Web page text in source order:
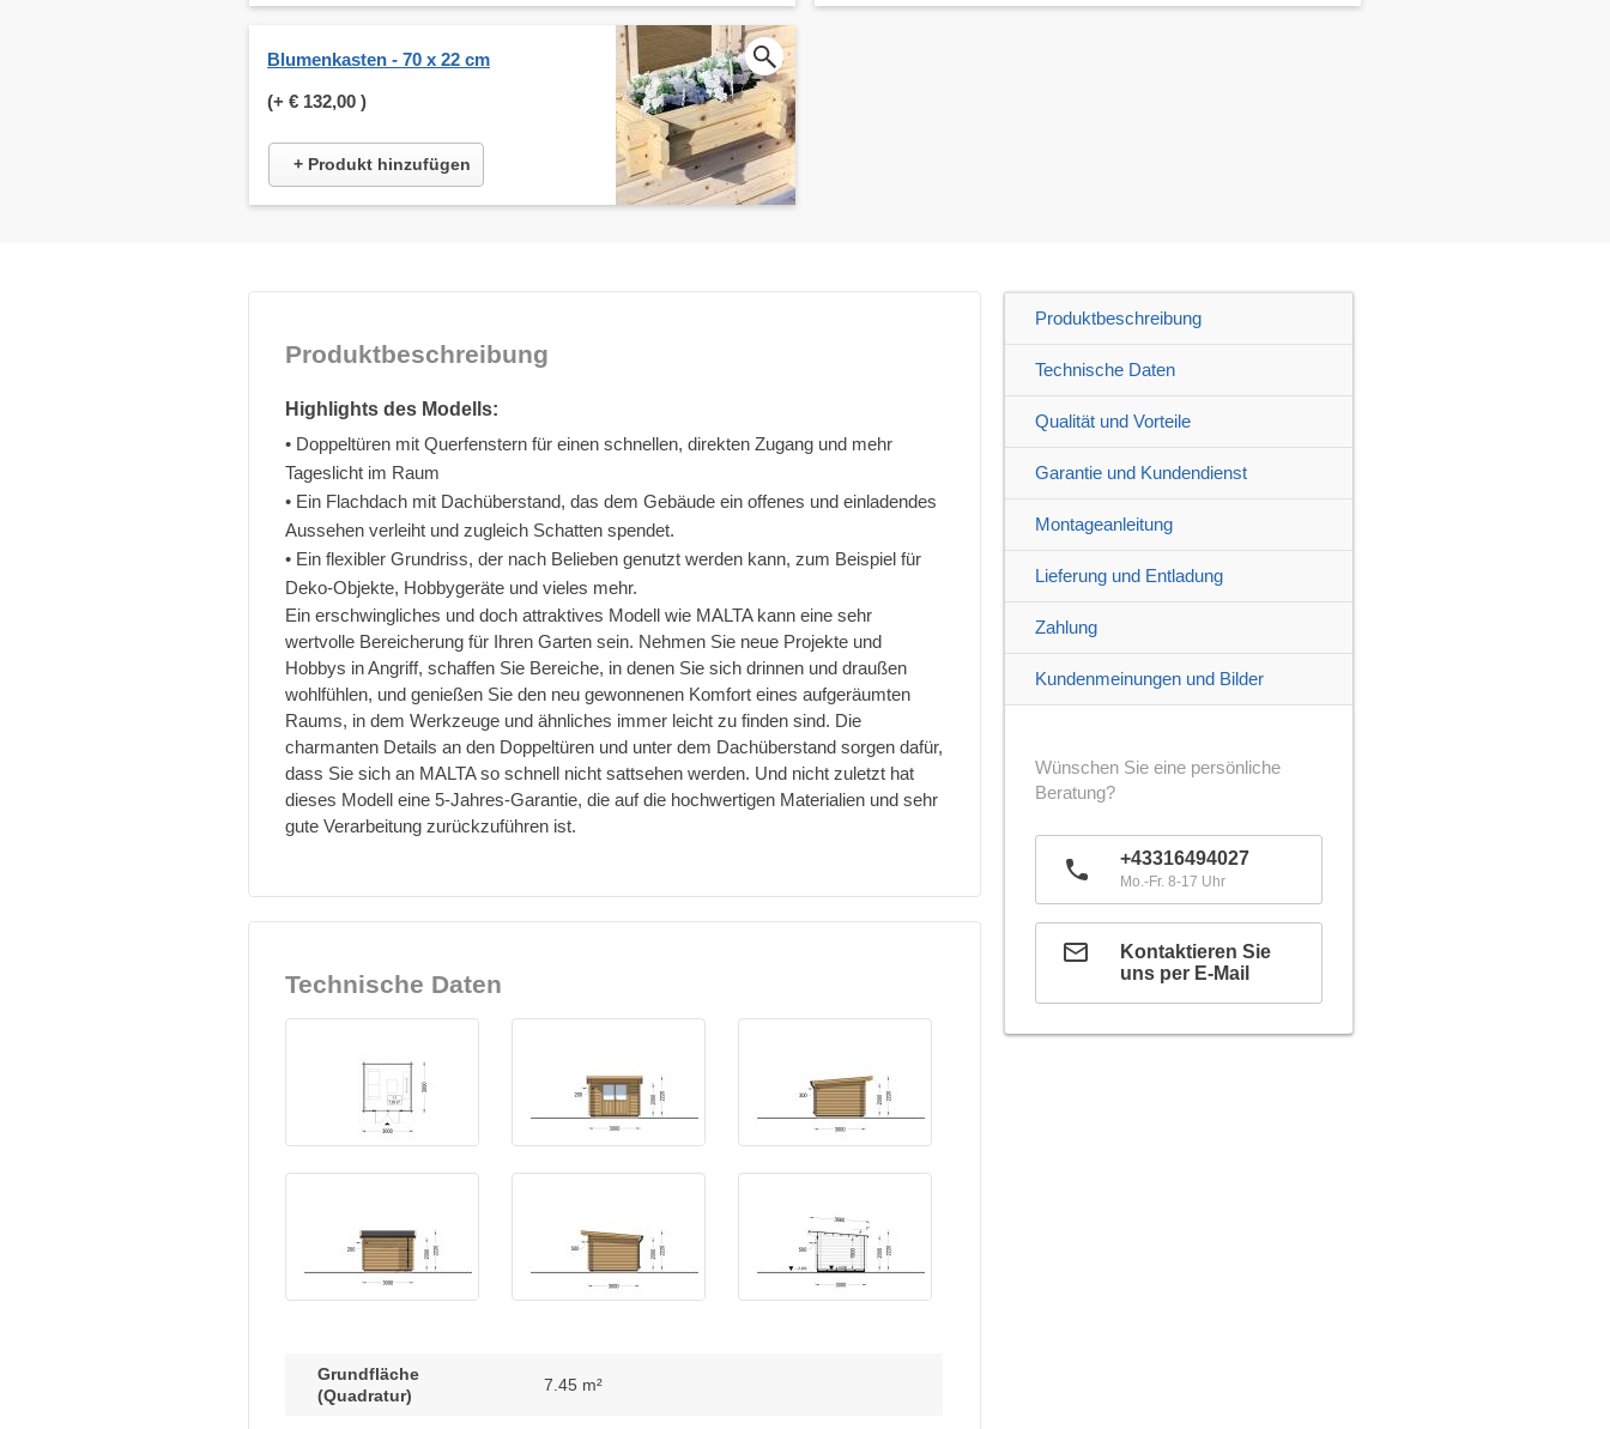
Blumenkasten - 70 x 22 cm
(+ € 132,00 )
+ Produkt hinzufügen
Produktbeschreibung
Highlights des Modells:
• Doppeltüren mit Querfenstern für einen schnellen, direkten Zugang und mehr
Tageslicht im Raum
• Ein Flachdach mit Dachüberstand, das dem Gebäude ein offenes und einladendes
Aussehen verleiht und zugleich Schatten spendet.
• Ein flexibler Grundriss, der nach Belieben genutzt werden kann, zum Beispiel für
Deko-Objekte, Hobbygeräte und vieles mehr.
Ein erschwingliches und doch attraktives Modell wie MALTA kann eine sehr
wertvolle Bereicherung für Ihren Garten sein. Nehmen Sie neue Projekte und
Hobbys in Angriff, schaffen Sie Bereiche, in denen Sie sich drinnen und draußen
wohlfühlen, und genießen Sie den neu gewonnenen Komfort eines aufgeräumten
Raums, in dem Werkzeuge und ähnliches immer leicht zu finden sind. Die
charmanten Details an den Doppeltüren und unter dem Dachüberstand sorgen dafür,
dass Sie sich an MALTA so schnell nicht sattsehen werden. Und nicht zuletzt hat
dieses Modell eine 5-Jahres-Garantie, die auf die hochwertigen Materialien und sehr
gute Verarbeitung zurückzuführen ist.
Technische Daten
Grundfläche
(Quadratur)
7.45 m²
Produktbeschreibung
Technische Daten
Qualität und Vorteile
Garantie und Kundendienst
Montageanleitung
Lieferung und Entladung
Zahlung
Kundenmeinungen und Bilder
Wünschen Sie eine persönliche
Beratung?
+43316494027
Mo.-Fr. 8-17 Uhr
Kontaktieren Sie
uns per E-Mail